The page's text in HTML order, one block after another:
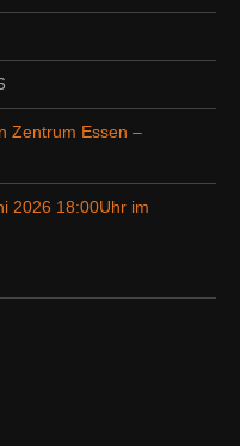
Zentrum Essen –
2026 18:00Uhr im